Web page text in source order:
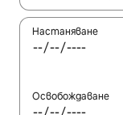
Настаняване
Освобождаване